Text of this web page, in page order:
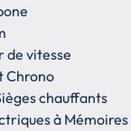
de vitesse
Chrono
chauffants
à Mémoires